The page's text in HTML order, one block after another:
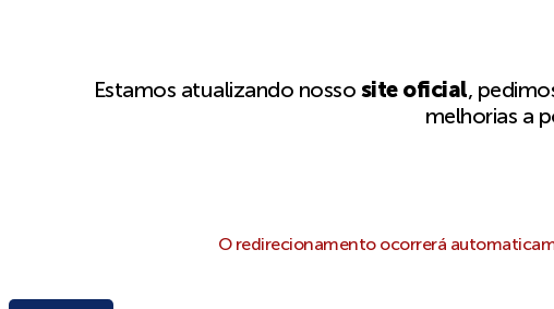
Estamos atualizando nosso site oficial,
melhorias a
O redirecionamento ocorrerá